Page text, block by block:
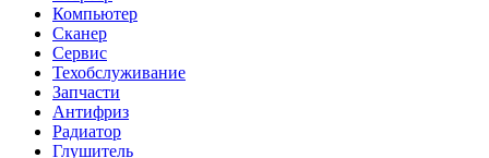
Компьютер
Сканер
Сервис
Техобслуживание
Запчасти
Антифриз
Радиатор
Глушитель